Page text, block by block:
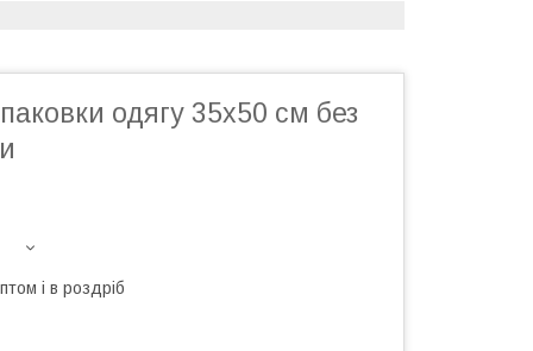
одягу 35х50 см без
і в роздріб